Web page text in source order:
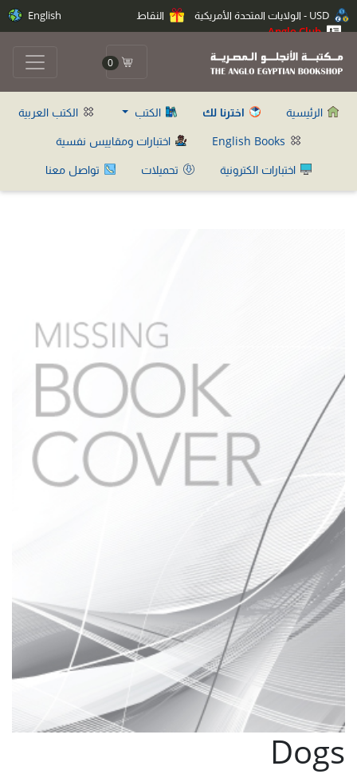
النقاط
Anglo Club
English
0
الرئيسية اخترنا لك الكتب
الكتب العربية
اختبارات ومقاييس نفسية
اختبارات الكترونية
تحميلات تواصل معنا
Dogs